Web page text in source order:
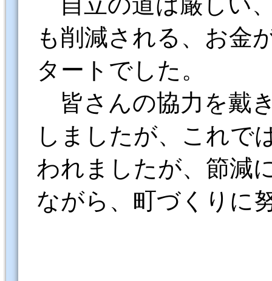
も削減される、お金
タートでした。
皆さんの協力を戴
しましたが、これで
われましたが、節減
ながら、町づくりに